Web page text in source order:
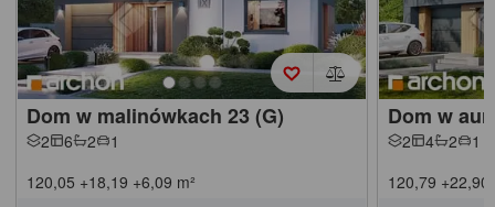
Dom w malinówkach 23 (G)
2 6 2
1
120,05 +18,19 +6,09 m²
Dom w
2 4 2
1
120,79 +22,90